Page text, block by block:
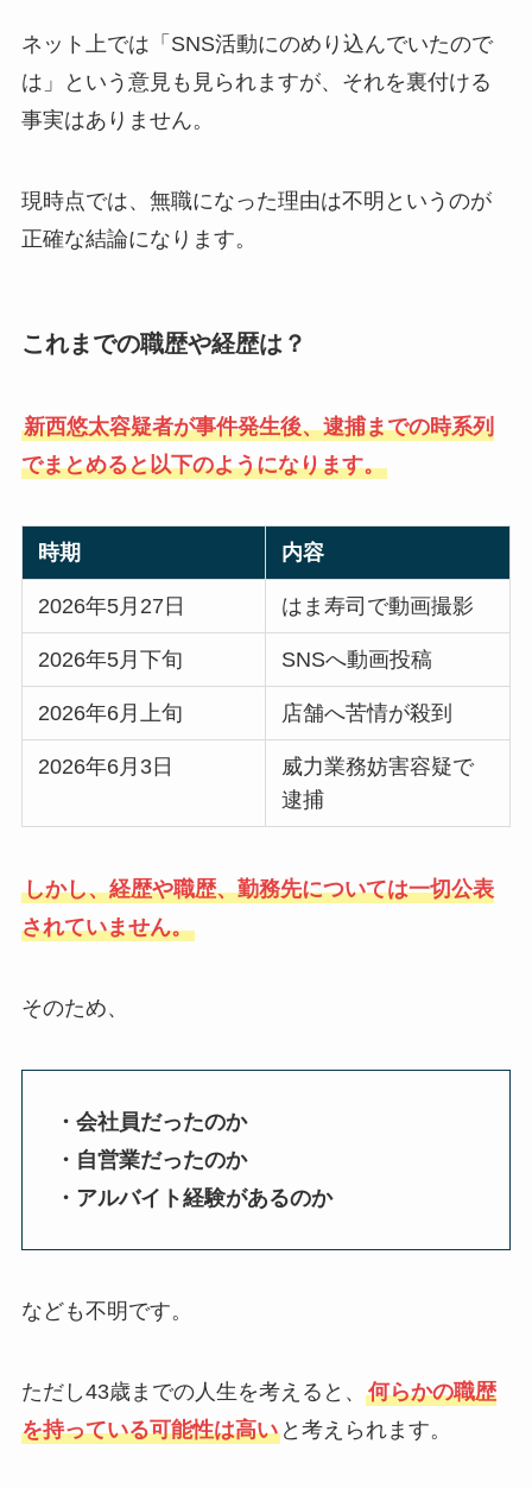
ネット上では「SNS活動にのめり込んでいたので
は」という意見も見られますが、それを裏付ける
事実はありません。
現時点では、無職になった理由は不明というのが
正確な結論になります。
これまでの職歴や経歴は？
新西悠太容疑者が事件発生後、逮捕までの時系列
でまとめると以下のようになります。
時期 内容
2026年5月27日 はま寿司で動画撮影
2026年5月下旬 SNSへ動画投稿
2026年6月上旬 店舗へ苦情が殺到
2026年6月3日
威力業務妨害容疑で
逮捕
しかし、経歴や職歴、勤務先については一切公表
されていません。
そのため、
・会社員だったのか
・自営業だったのか
・アルバイト経験があるのか
なども不明です。
ただし43歳までの人生を考えると、 何らかの職歴
を持っている可能性は高いと考えられます。